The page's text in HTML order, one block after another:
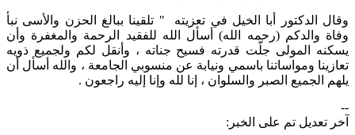
وقال الدكتور أبا الخيل في تعزيته " تلقينا ببالغ الحزن والأسى نبأ
وفاة والدكم (رحمه الله) أسأل الله للفقيد الرحمة والمغفرة وأن
يسكنه المولى جلّت قدرته فسيح جناته ، وأنقل لكم ولجميع ذويه
تعازينا ومواساتنا باسمي ونيابة عن منسوبي الجامعة ، والله أسأل أن
يلهم الجميع الصبر والسلوان ، إنا لله وإنا إليه راجعون .​
--
آخر تعديل تم على الخبر: